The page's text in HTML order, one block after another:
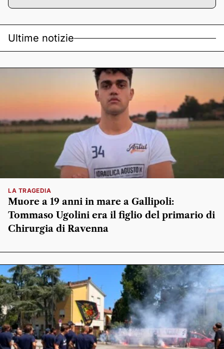
Ultime notizie
LA TRAGEDIA
Muore a 19 anni in mare a Gallipoli:
Tommaso Ugolini era il figlio del primario di
Chirurgia di Ravenna